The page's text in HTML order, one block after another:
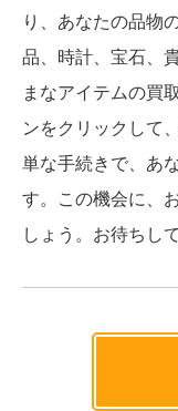
り、あなたの品物
品、時計、宝石、
まなアイテムの買
ンをクリックして
単な手続きで、あ
す。この機会に、
しょう。お待ちし